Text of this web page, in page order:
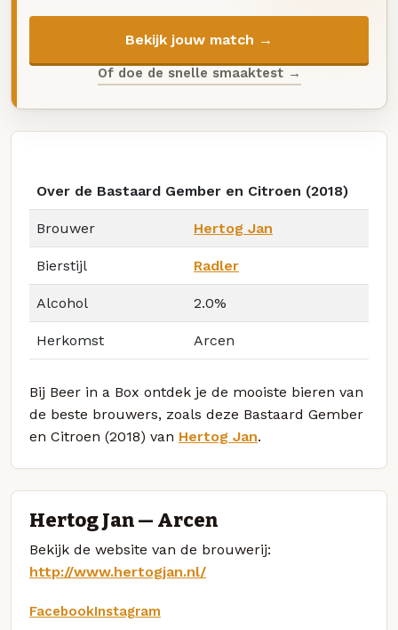
Bekijk jouw match →
Of doe de snelle smaaktest →
Over de Bastaard Gember en Citroen (2018)
Brouwer Hertog Jan
Bierstijl Radler
Alcohol 2.0%
Herkomst Arcen
Bij Beer in a Box ontdek je de mooiste bieren van
de beste brouwers, zoals deze Bastaard Gember
en Citroen (2018) van Hertog Jan.
Hertog Jan — Arcen
Bekijk de website van de brouwerij:
http://www.hertogjan.nl/
FacebookInstagram